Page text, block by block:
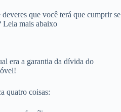
que você terá que cumprir se
Leia mais abaixo
era a garantia da dívida do
quatro coisas: